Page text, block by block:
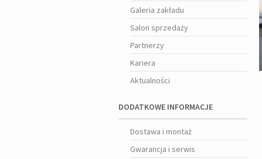
Galeria zakładu
Salon sprzedaży
Partnerzy
Kariera
Aktualności
DODATKOWE INFORMACJE
Dostawa i montaż
Gwarancja i serwis